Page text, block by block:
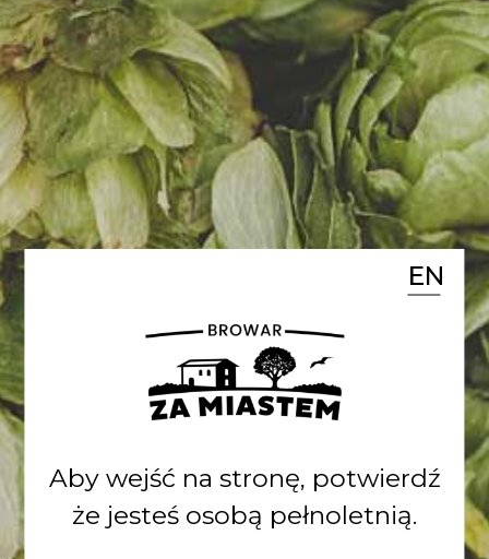
Podwójna owsiana IPA to nasza
kolejna nowość. #DZIKARADOŚĆ
Piwo pełne, bogate, mocno
goryczkowe.Duża pełnia to
zasługa sporej ilości słodów i
płatków. Solidna dawka chmieli
oraz bogaty aromat owoców
tropikalnych (ananas, melon,
grejfrut) i żywicy.
POWRÓT DO LISTY
Aby wejść na stronę, potwierdź
że jesteś osobą pełnoletnią.
EN